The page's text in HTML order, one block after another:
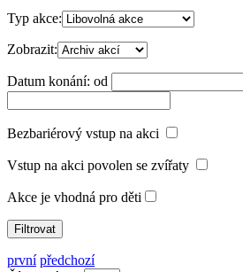
Typ akce:
Zobrazit:
Datum konání: od
Bezbariérový vstup na akci
Vstup na akci povolen se zvířaty
Akce je vhodná pro děti
první předchozí